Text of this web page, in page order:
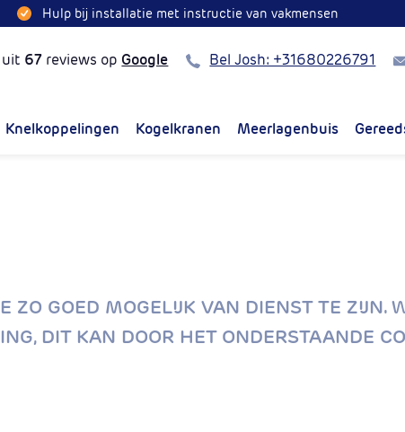
Hulp bij installatie met instructie van vakmensen
67 reviews op Google Bel Bel Josh: +31680226791
Knelkoppelingen Kogelkranen Meerlagenbuis
(Huidige pagina)
ZO GOED MOGELIJK VAN DIENST TE ZIJN.
DIT KAN DOOR HET ONDERSTAANDE